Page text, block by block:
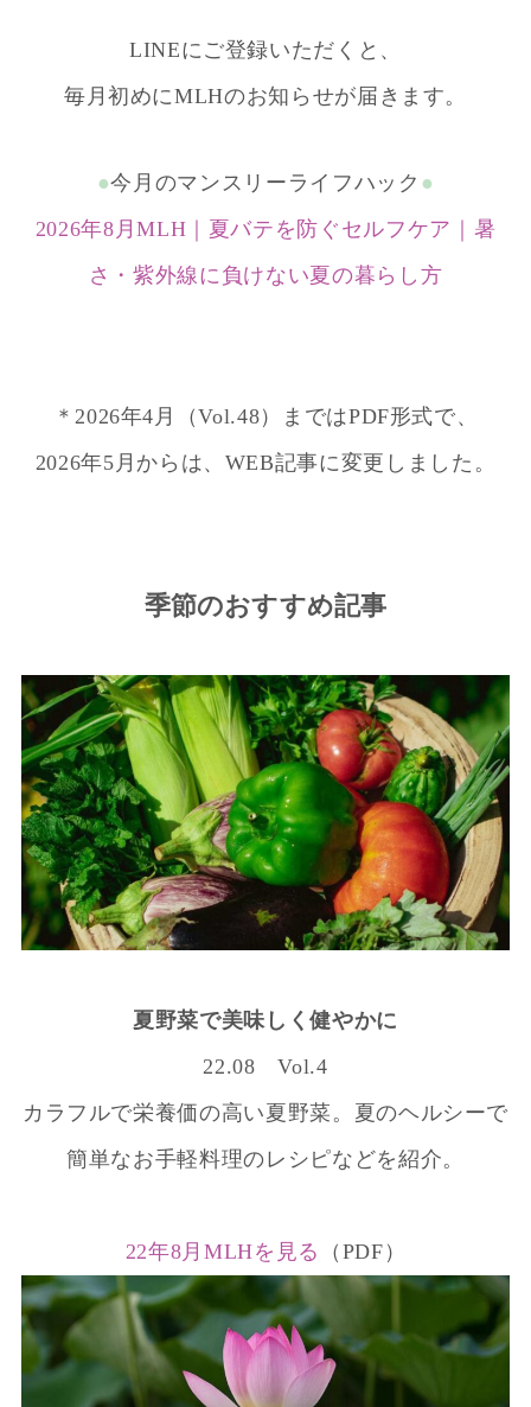
LINEにご登録いただくと、
毎月初めにMLHのお知らせが届きます。
●今月のマンスリーライフハック ●
2026年8月MLH｜夏バテを防ぐセルフケア｜暑
さ・紫外線に負けない夏の暮らし方
＊2026年4月（Vol.48）まではPDF形式で、
2026年5月からは、WEB記事に変更しました。
季節のおすすめ記事
夏野菜で美味しく健やかに
22.08 Vol.4
カラフルで栄養価の高い夏野菜。夏のヘルシーで
簡単なお手軽料理のレシピなどを紹介。
22年8月MLHを見る （PDF）